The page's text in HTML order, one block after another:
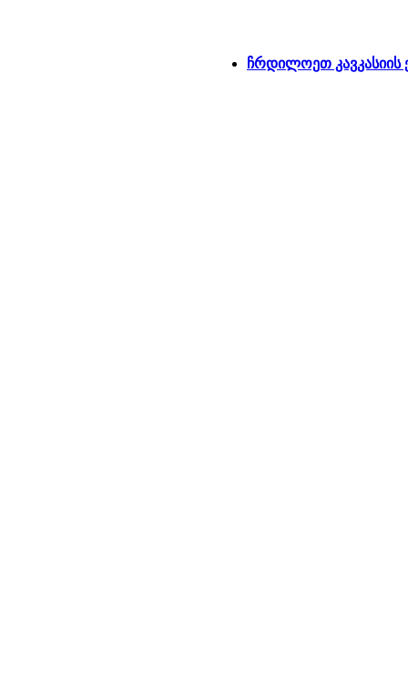
ჩრდილოეთ